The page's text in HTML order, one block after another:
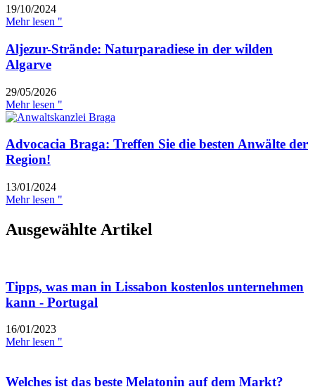
19/10/2024
Mehr lesen "
Aljezur-Strände: Naturparadiese in der wilden
Algarve
29/05/2026
Mehr lesen "
Advocacia Braga: Treffen Sie die besten Anwälte der
Region!
13/01/2024
Mehr lesen "
Ausgewählte Artikel
Tipps, was man in Lissabon kostenlos unternehmen
kann - Portugal
16/01/2023
Mehr lesen "
Welches ist das beste Melatonin auf dem Markt?